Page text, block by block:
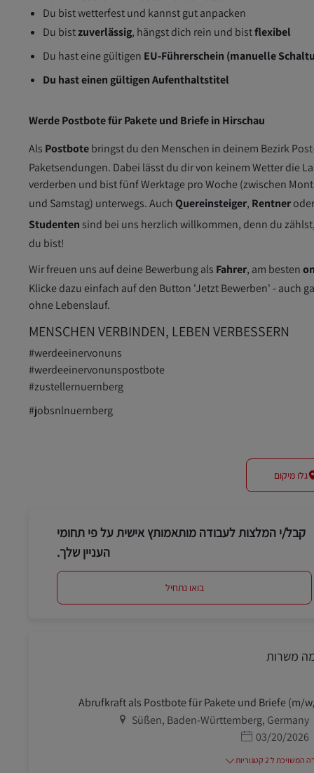
Du bist wetterfest und kannst gut anpacken
Du bistzuverlässig, hängst dich rein und bistflexibel
Du hast eine gültigen EU-Führerschein (manuelle
Du hast einen gültigen Aufenthaltstitel
Werde Postbote für Pakete und Briefe in Hirschau
Als Postbotebringst du den Menschen in deinem Bezirk
Paketsendungen. Dabei lässt du dir von keinem Wetter die
verderben und bist fünf Werktage pro Woche (zwischen
und Samstag) unterwegs. AuchQuereinsteiger, Rentner
Studenten sind bei uns herzlich willkommen, denn du
du bist!
Wir freuen uns auf deine Bewerbung als Fahrer, am besten
Klicke dazu einfach auf den Button 'Jetzt Bewerben' - auch
ohne Lebenslauf.
MENSCHEN VERBINDEN, LEBEN VERBESSERN
#werdeeinervonuns
#werdeeinervonunspostbote
#zustellernuernberg
#jobsnlnuernberg
גלו מיקום
קבל/י המלצות לעבודה מותאמותץ אישית על פי תחומי
העניין שלך.
בואו נתחיל
משרות
Abrufkraft als Postbote für Pakete und Briefe (m/
מיקום
Süßen, Baden-Württemberg, Germany
תאריך פרסום
03/20/2026
ל 2 קטגוריות